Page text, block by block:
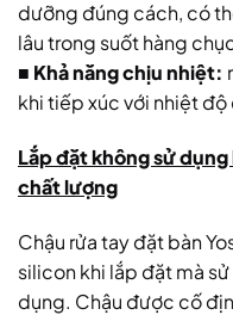
dưỡng đúng cách, có
lâu trong suốt hàng
■ Khả năng chịu nhiệt:
khi tiếp xúc với nhiệt độ
Lắp đặt không sử
chất lượng
Chậu rửa tay đặt bàn
silicon khi lắp đặt mà
dụng. Chậu được cố